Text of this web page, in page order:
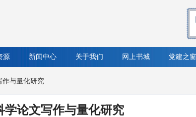
源 新闻中心 关于我们 网上书城 党建之窗
作与量化研究
学论文写作与量化研究